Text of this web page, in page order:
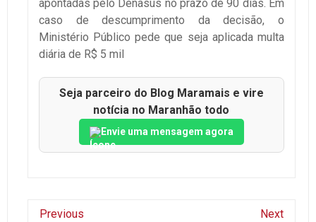
apontadas pelo Denasus no prazo de 90 dias. Em
caso de descumprimento da decisão, o
Ministério Público pede que seja aplicada multa
diária de R$ 5 mil
Seja parceiro do Blog Maramais e vire
notícia no Maranhão todo
Envie uma mensagem agora
Previous Next